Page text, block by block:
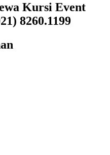
Kursi Event
8260.1199